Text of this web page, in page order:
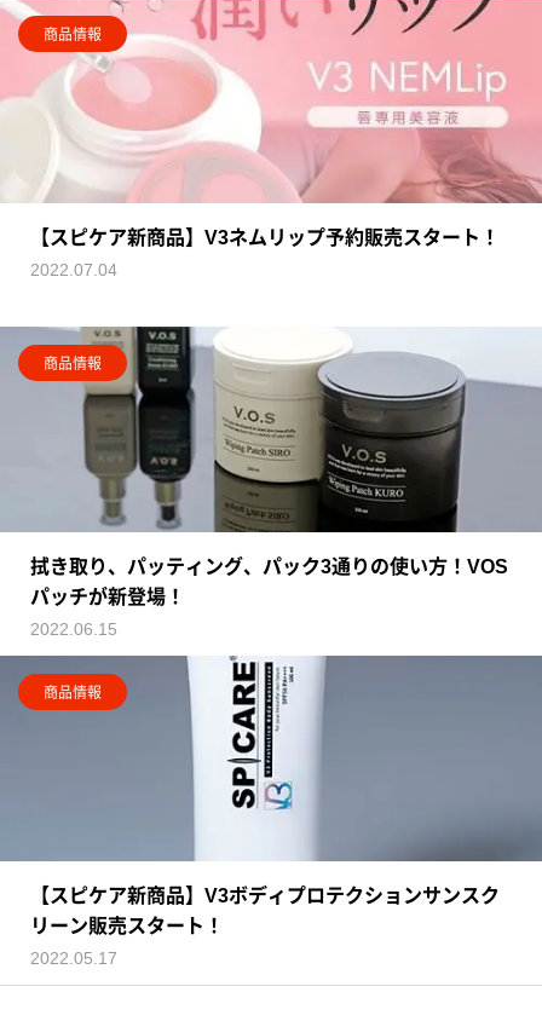
商品情報
【スピケア新商品】V3ネムリップ予約販売スタート！
2022.07.04
商品情報
拭き取り、パッティング、パック3通りの使い方！VOS
パッチが新登場！
2022.06.15
商品情報
【スピケア新商品】V3ボディプロテクションサンスク
リーン販売スタート！
2022.05.17